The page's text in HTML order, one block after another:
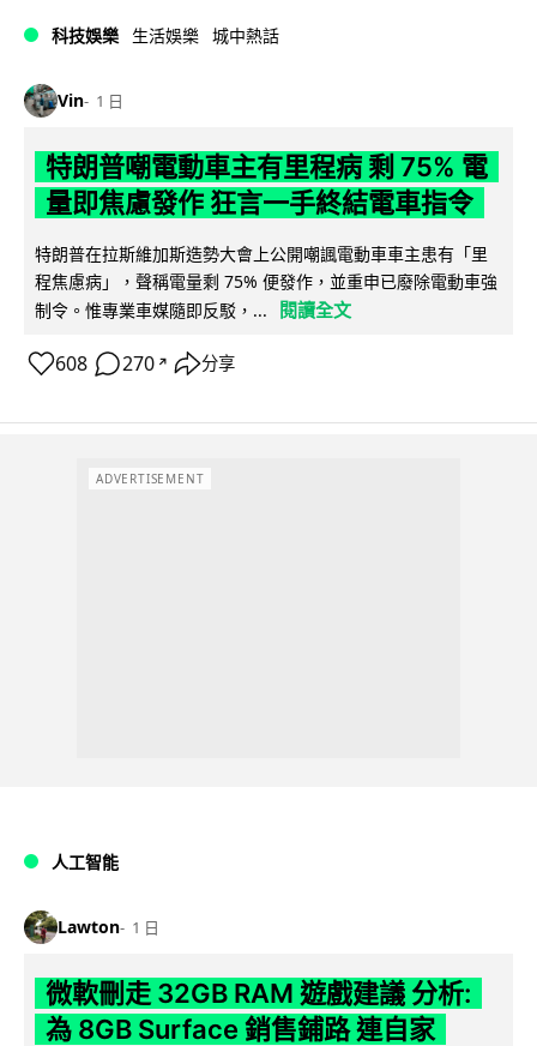
科技娛樂 生活娛樂 城中熱話
Vin 1 日
特朗普嘲電動車主有里程病 剩 75% 電
量即焦慮發作 狂言一手終結電車指令
特朗普在拉斯維加斯造勢大會上公開嘲諷電動車車主患有「里
程焦慮病」，聲稱電量剩 75% 便發作，並重申已廢除電動車強
制令。惟專業車媒隨即反駁，...
閱讀全文
608 270 ↗ 分享
ADVERTISEMENT
人工智能
Lawton 1 日
微軟刪走 32GB RAM 遊戲建議 分析:
為 8GB Surface 銷售鋪路 連自家